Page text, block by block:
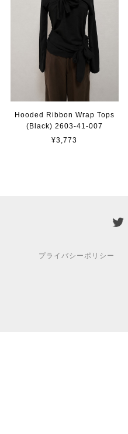
Hooded Ribbon Wrap Tops
(Black) 2603-41-007
¥3,773
プライバシーポリシー